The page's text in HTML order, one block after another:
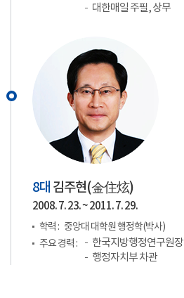
대한매일 주필, 상무
8대 김주현(金住炫)
2008. 7. 23. ~ 2011. 7. 29.
학력 : 중앙대 대학원 행정학(박사)
주요 경력 :
한국지방행정연구원장
행정자치부 차관